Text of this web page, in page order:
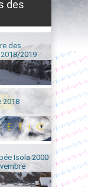
des
des
2019
2018
Isola 2000